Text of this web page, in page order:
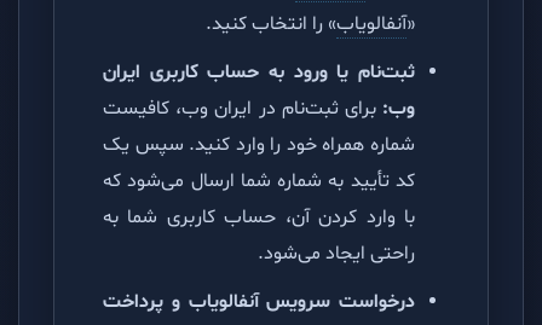
«آنفالویاب» را انتخاب کنید.
ثبت‌نام یا ورود به حساب کاربری ایران
وب: برای ثبت‌نام در ایران وب، کافیست
شماره همراه خود را وارد کنید. سپس یک
کد تأیید به شماره شما ارسال می‌شود که
با وارد کردن آن، حساب کاربری شما به
راحتی ایجاد می‌شود.
درخواست سرویس آنفالویاب و پرداخت